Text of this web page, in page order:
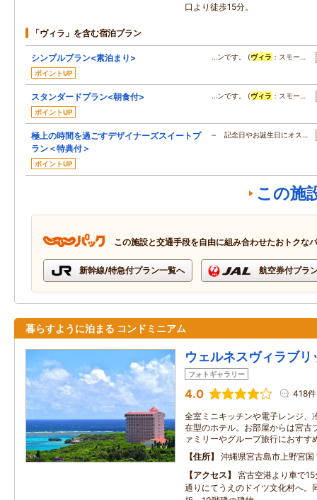
口より徒歩15分。
「ヴィラ」を含む宿泊プラン
シンプルプラン<素泊まり>
ポイントUP
…ンです。 (ヴィラ ：スモー…
スタンダードプラン<朝食付>
ポイントUP
…ンです。 (ヴィラ ：スモー…
極上の時間を過ごすデザイナーズスイートプ
ラン＜特典付＞
ポイントUP
～ 記念日やお誕生日にオス…
この施
この施設と交通手段を自由に組み合わせたおトクな
新幹線/特急付プラン一覧へ 航空券付プラ
暮らすように泊まる コンドミニアム
ウェルネスヴィラブリ
フォトギャラリー
4.0 418件
全室ミニキッチンや電子レンジ、
在型のホテル。お部屋からは宮古
ァミリーやグループ旅行におすす
住所
沖縄県宮古島市上野宮国
アクセス
宮古空港より車で
通りにてうえのドイツ文化村へ。